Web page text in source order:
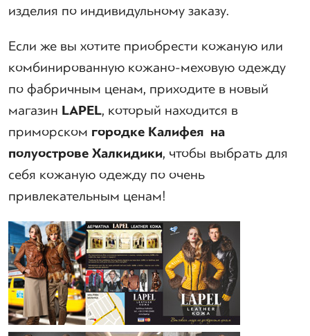
изделия по индивидульному заказу.
Если же вы хотите приобрести кожаную или
комбинированную кожано-меховую одежду
по фабричным ценам, приходите в новый
магазин LAPEL, который находится в
приморском городке Калифея на
полуострове Халкидики, чтобы выбрать для
себя кожаную одежду по очень
привлекательным ценам!